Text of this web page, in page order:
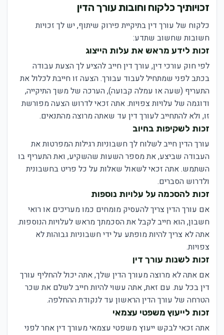
זכויותיך כלקוח וחובות עורך הדין
כלקוח של עורך דין בתיקיית פירוק שיתוף, יש לך זכויות
חשובות שחשוב שתדע:
זכות לידע מראש את עלות הייצוג
לפי חוק עורכי דין, עורך דין חייב להציע לך הצעת עבודה
בכתב לפני שמתחיל לעבוד עבורך. הצעה זו חייבת לכלול את
התעריף (שעה או עמלה קבועה), הערכה של משך התיקייה,
ודוגמה של עלויות צפויות. אתה זכאי לדרוש הצעה מפורשת
זו, ולא להתחייב לעורך דין עד שאתה מרוצה מהתנאים.
זכות לשקיפות בחיוב
עורך הדין חייב לשלוח לך חשבוניות רגילות המפרטות את
העבודה שביצע, את מספר השעות שהשקיע, ואת התעריף בו
השתמש. אתה זכאי לשאול שאלות על כל פריט בחשבונית
ולדרוש הסברים.
זכות להסכמה על עלויות נוספות
אם עורך הדין צריך להעסיק מומחים כמו מעריכים או רואי
חשבון, הוא חייב לקבל את הסכמתך מראש לעלויות הנוספות.
אתה לא צריך להיות מופתע על ידי חשבוניות גבוהות לא
צפויות.
זכות לשנות עורך דין
אם אתה לא מרוצה מעורך הדין שלך, אתה יכול להחליף עורך
דין בכל עת. עם זאת, אתה עשוי להיות חייב לשלם את שכר
הטרחה של עורך הדין הראשון עד לנקודת ההחלפה.
זכות לייעוץ משפטי עצמאי
אתה זכאי לבקש ייעוץ משפטי עצמאי מעורך דין אחר לפני